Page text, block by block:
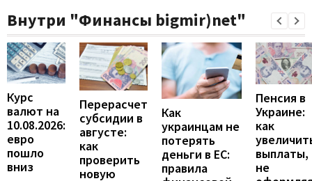
Внутри "Финансы bigmir)net"
Курс
валют на
10.08.2026:
евро
пошло
вниз
Перерасчет
субсидии в
августе:
как
проверить
новую
Как
украинцам не
потерять
деньги в ЕС:
правила
Пенсия в
Украине:
как
выплаты,
не